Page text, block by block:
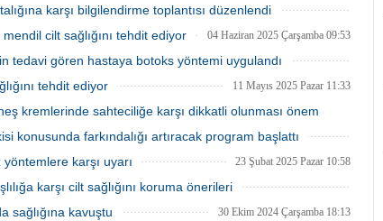
kullanılmasının yanlış
tanınmış (influencer) kişilerin
bir ürünü tanıtmadan önce
Zührevi Hastalıkları Uzmanı Doç. Dr.
özelliğinin geceleri vücut sıcaklığındaki
karşı bilgilendirme toplantısı düzenlendi
30 Temmuz 2025 Çarşamba 15:53
cilt sağlığını tehdit ediyor 04 Haziran 2025 Çarşamba 09:53
tedavi gören hastaya botoks yöntemi uygulandı
27 Mayıs 2025 Salı 13:58
tehdit ediyor 11 Mayıs 2025 Pazar 11:33
kremlerinde sahteciliğe karşı dikkatli olunması önem
konusunda farkındalığı artıracak program başlattı
10 Nisan 2025 Perşembe 12:33
karşı uyarı 23 Şubat 2025 Pazar 10:58
karşı cilt sağlığını koruma önerileri
28 Kasım 2024 Perşembe 11:58
sağlığına kavuştu 30 Ekim 2024 Çarşamba 18:13